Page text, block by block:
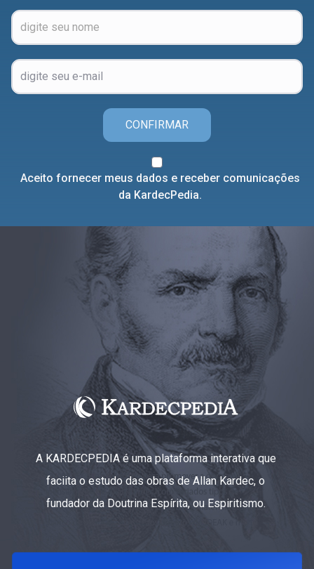
CONFIRMAR
Aceito fornecer meus dados e receber comunicações
da KardecPedia.
A KARDECPEDIA é uma plataforma interativa que
faciita o estudo das obras de Allan Kardec, o
fundador da Doutrina Espírita, ou Espiritismo.